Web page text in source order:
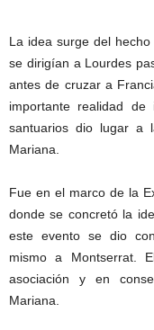
La idea surge del
se dirigían a Lourdes
antes de cruzar a
importante realidad
santuarios dio lugar a
Mariana.
Fue en el marco de la
donde se concretó la
este evento se dio
mismo a Montserrat.
asociación y en
Mariana.